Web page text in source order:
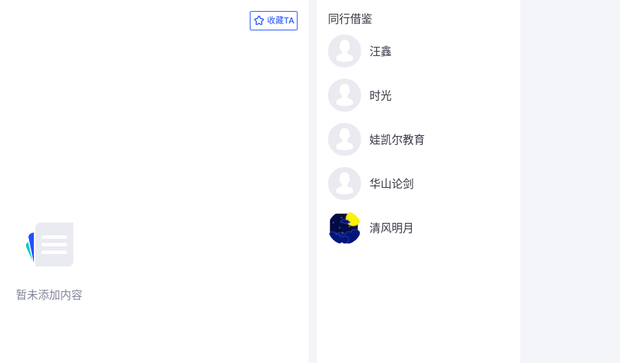
收藏TA
暂未添加内容
同行借鉴
汪鑫
时光
娃凯尔教育
华山论剑
清风明月